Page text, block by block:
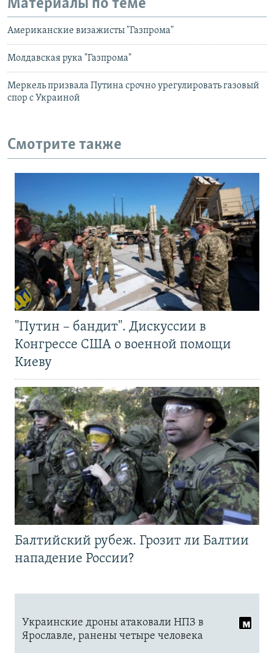
Материалы по теме
Американские визажисты "Газпрома"
Молдавская рука "Газпрома"
Меркель призвала Путина срочно урегулировать газовый
спор с Украиной
Смотрите также
"Путин – бандит". Дискуссии в
Конгрессе США о военной помощи
Киеву
Балтийский рубеж. Грозит ли Балтии
нападение России?